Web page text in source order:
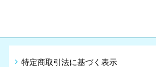
特定商取引法に基づく表示